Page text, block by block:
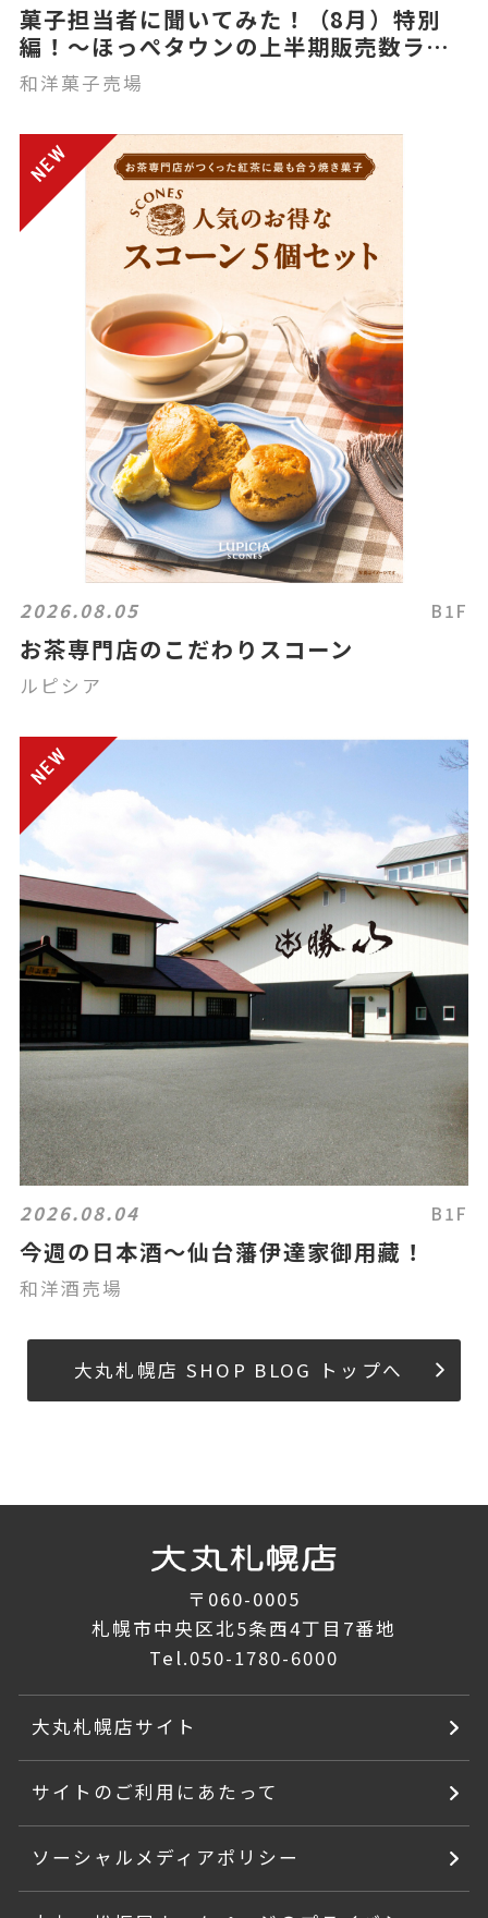
菓子担当者に聞いてみた！（8月）特別
編！～ほっぺタウンの上半期販売数ラン
キング～
和洋菓子売場
2026.08.05 B1F
お茶専門店のこだわりスコーン
ルピシア
2026.08.04 B1F
今週の日本酒～仙台藩伊達家御用藏！
和洋酒売場
大丸札幌店 SHOP BLOG トップへ
〒060-0005
札幌市中央区北5条西4丁目7番地
Tel.050-1780-6000
大丸札幌店サイト
サイトのご利用にあたって
ソーシャルメディアポリシー